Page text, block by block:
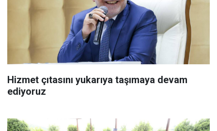
Hizmet çıtasını yukarıya taşımaya devam
ediyoruz